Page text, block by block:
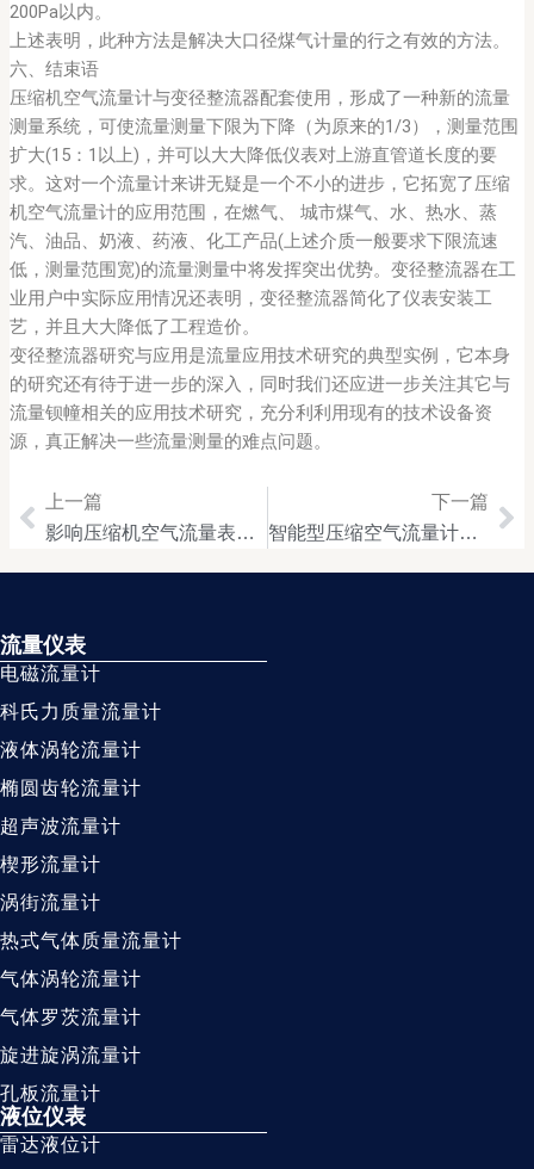
200Pa以内。
上述表明，此种方法是解决大口径煤气计量的行之有效的方法。
六、结束语
压缩机空气流量计与变径整流器配套使用，形成了一种新的流量
测量系统，可使流量测量下限为下降（为原来的1/3），测量范围
扩大(15：1以上)，并可以大大降低仪表对上游直管道长度的要
求。这对一个流量计来讲无疑是一个不小的进步，它拓宽了压缩
机空气流量计的应用范围，在燃气、 城市煤气、水、热水、蒸
汽、油品、奶液、药液、化工产品(上述介质一般要求下限流速
低，测量范围宽)的流量测量中将发挥突出优势。变径整流器在工
业用户中实际应用情况还表明，变径整流器简化了仪表安装工
艺，并且大大降低了工程造价。
变径整流器研究与应用是流量应用技术研究的典型实例，它本身
的研究还有待于进一步的深入，同时我们还应进一步关注其它与
流量钡幢相关的应用技术研究，充分利利用现有的技术设备资
源，真正解决一些流量测量的难点问题。
Prev
上一篇
影响压缩机空气流量表测量的因素及解决此类问题的途径
下一篇
智能型压缩空气流量计的特点与测量蒸汽流量难点分析
流量仪表
电磁流量计
科氏力质量流量计
液体涡轮流量计
椭圆齿轮流量计
超声波流量计
楔形流量计
涡街流量计
热式气体质量流量计
气体涡轮流量计
气体罗茨流量计
旋进旋涡流量计
孔板流量计
液位仪表
雷达液位计